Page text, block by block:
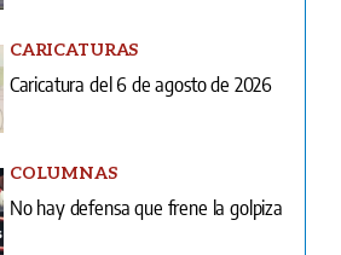
CARICATURAS
Caricatura del 6 de agosto de 2026
COLUMNAS
No hay defensa que frene la golpiza